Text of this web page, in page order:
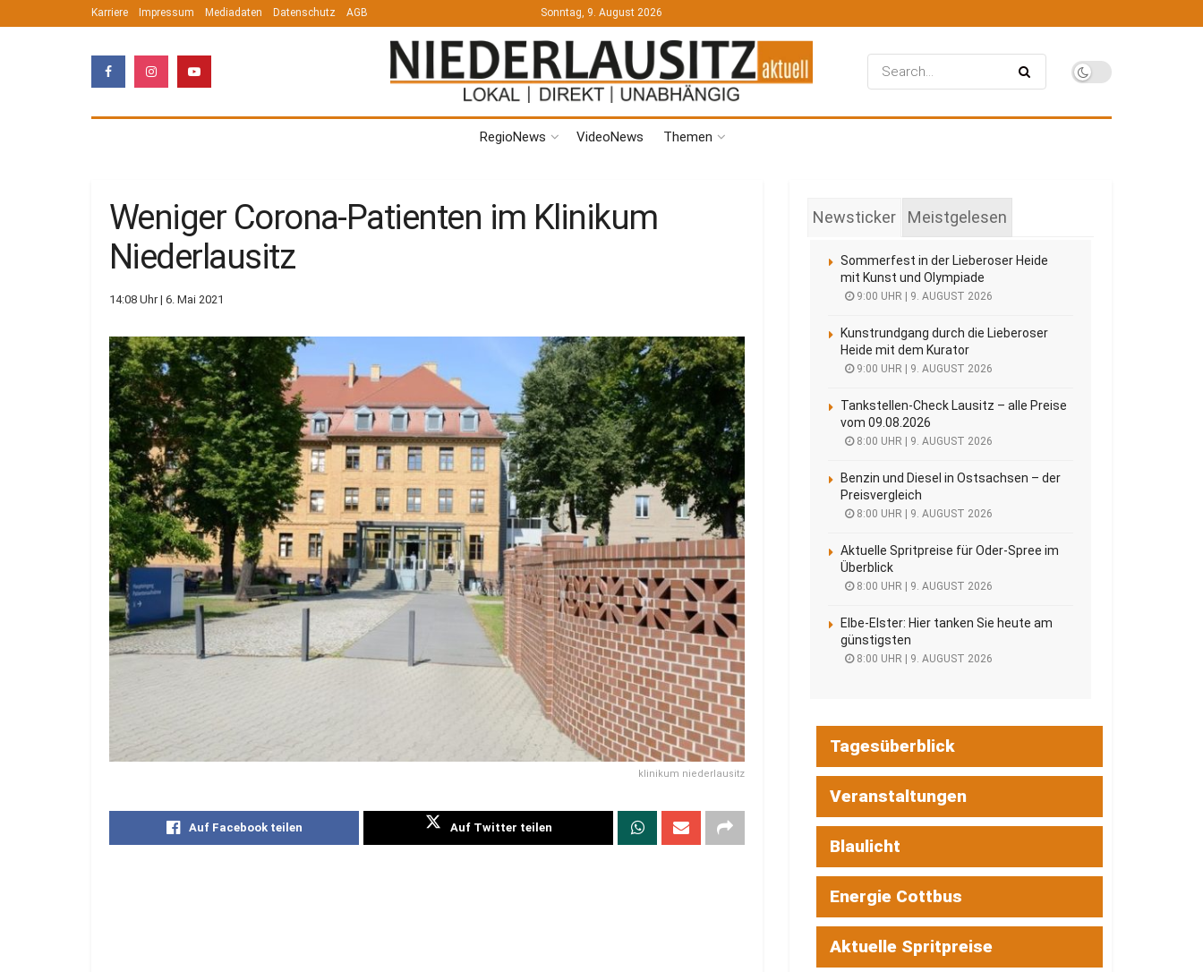
Karriere Impressum Mediadaten Datenschutz AGB Sonntag, 9. August 2026
RegioNews VideoNews Themen
Weniger Corona-Patienten im Klinikum
Niederlausitz
14:08 Uhr | 6. Mai 2021
klinikum niederlausitz
Auf Facebook teilen Auf Twitter teilen
Newsticker Meistgelesen
Sommerfest in der Lieberoser Heide
mit Kunst und Olympiade
9:00 UHR | 9. AUGUST 2026
Kunstrundgang durch die Lieberoser
Heide mit dem Kurator
9:00 UHR | 9. AUGUST 2026
Tankstellen-Check Lausitz – alle Preise
vom 09.08.2026
8:00 UHR | 9. AUGUST 2026
Benzin und Diesel in Ostsachsen – der
Preisvergleich
8:00 UHR | 9. AUGUST 2026
Aktuelle Spritpreise für Oder-Spree im
Überblick
8:00 UHR | 9. AUGUST 2026
Elbe-Elster: Hier tanken Sie heute am
günstigsten
8:00 UHR | 9. AUGUST 2026
Tagesüberblick
Veranstaltungen
Blaulicht
Energie Cottbus
Aktuelle Spritpreise